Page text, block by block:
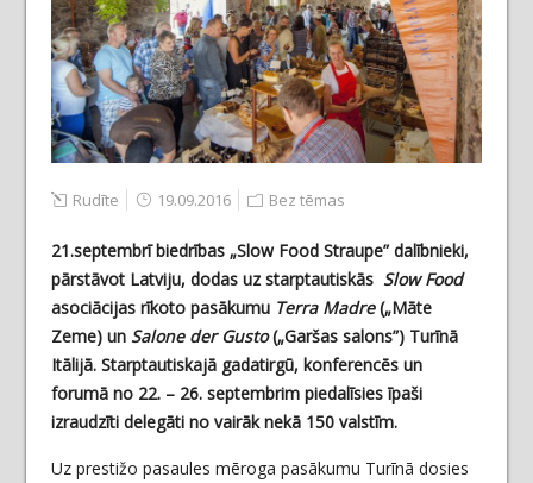
Rudīte 19.09.2016 Bez tēmas
21.septembrī biedrības „Slow Food Straupe” dalībnieki,
pārstāvot Latviju, dodas uz starptautiskās Slow Food
asociācijas rīkoto pasākumu Terra Madre(„Māte
Zeme) un Salone der Gusto(„Garšas salons”) Turīnā
Itālijā. Starptautiskajā gadatirgū, konferencēs un
forumā no 22. – 26. septembrim piedalīsies īpaši
izraudzīti delegāti no vairāk nekā 150 valstīm.
Uz prestižo pasaules mēroga pasākumu Turīnā dosies